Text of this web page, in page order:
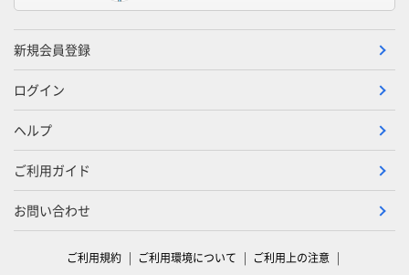
新規会員登録
ログイン
ヘルプ
ご利用ガイド
お問い合わせ
ご利用規約 ご利用環境について
ご利用上の注意